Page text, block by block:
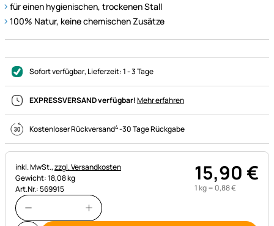
für einen hygienischen, trockenen Stall
100% Natur, keine chemischen Zusätze
Sofort verfügbar, Lieferzeit:1 - 3 Tage
EXPRESSVERSAND verfügbar!Mehr erfahren
Kostenloser Rückversand4-30 Tage Rückgabe
Steuerhinweis:
inkl. MwSt.,zzgl. Versandkosten
Gewicht: 18,08 kg
Art.Nr.: 569915
15,90€
1 kg = 0,88€